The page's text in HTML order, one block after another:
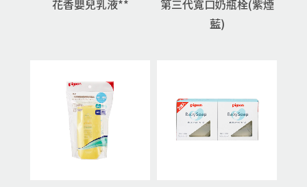
花香嬰兒乳液**
第三代寬口奶瓶栓(紫煙
藍)